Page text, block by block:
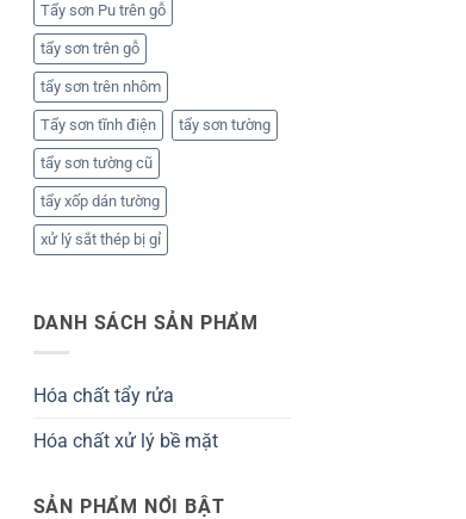
Tẩy sơn Pu trên gỗ
tẩy sơn trên gỗ
tẩy sơn trên nhôm
Tẩy sơn tĩnh điện tẩy sơn tường
tẩy sơn tường cũ
tẩy xốp dán tường
xử lý sắt thép bị gỉ
DANH SÁCH SẢN PHẨM
Hóa chất tẩy rửa
Hóa chất xử lý bề mặt
SẢN PHẨM NỔI BẬT